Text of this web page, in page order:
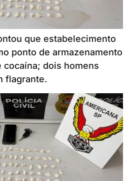
que estabelecimento
ponto de armazenamento
dois homens
flagrante.